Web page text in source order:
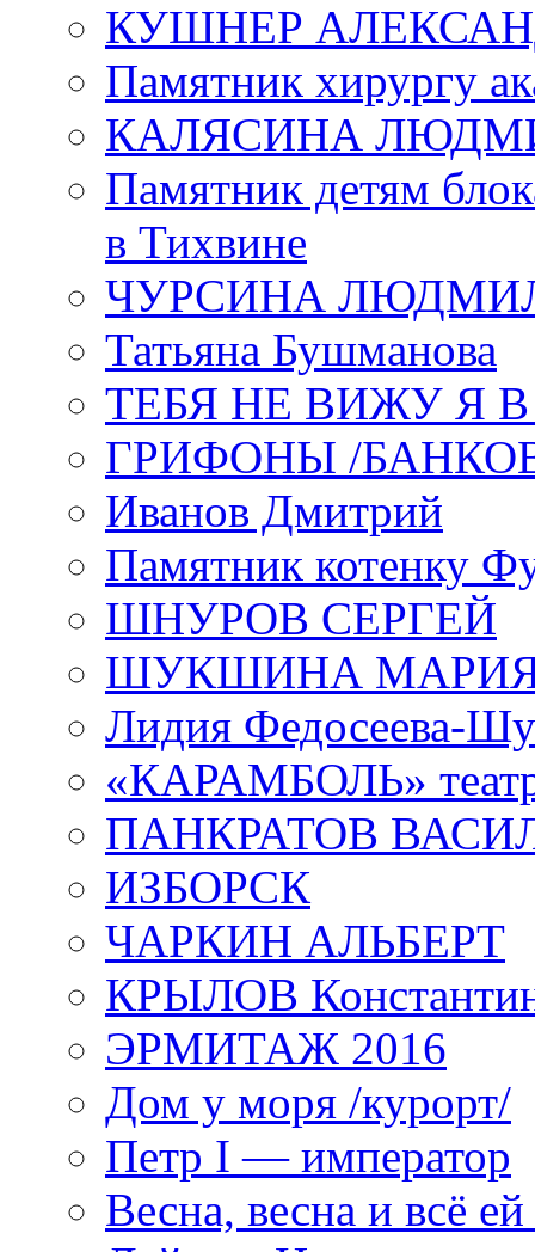
КУШНЕР
Памятник хирургу
КАЛЯСИНА
Памятник детям
в Тихвине
ЧУРСИНА
Татьяна Бушманова
ТЕБЯ НЕ ВИЖУ Я
ГРИФОНЫ /
Иванов Дмитрий
Памятник котенку
ШНУРОВ СЕРГЕЙ
ШУКШИНА
Лидия Федосеева-
«КАРАМБОЛЬ»
ПАНКРАТОВ
ИЗБОРСК
ЧАРКИН АЛЬБЕРТ
КРЫЛОВ
ЭРМИТАЖ 2016
Дом у моря /курорт/
Петр I — император
Весна, весна и всё